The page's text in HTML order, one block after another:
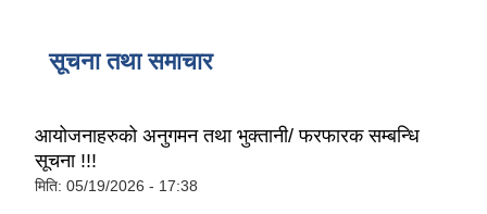
सूचना तथा समाचार
आयोजनाहरुको अनुगमन तथा भुक्तानी/ फरफारक सम्बन्धि
सूचना !!!
मिति: 05/19/2026 - 17:38